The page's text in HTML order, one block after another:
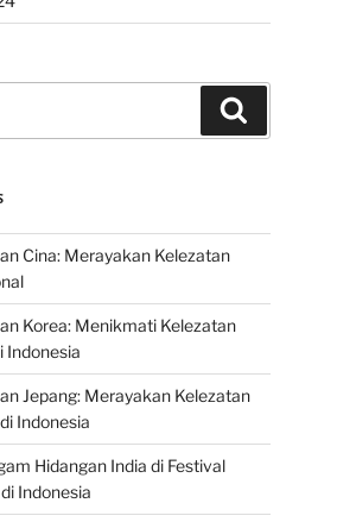
Cina: Merayakan Kelezatan
Korea: Menikmati Kelezatan
Indonesia
Jepang: Merayakan Kelezatan
Indonesia
Hidangan India di Festival
Indonesia